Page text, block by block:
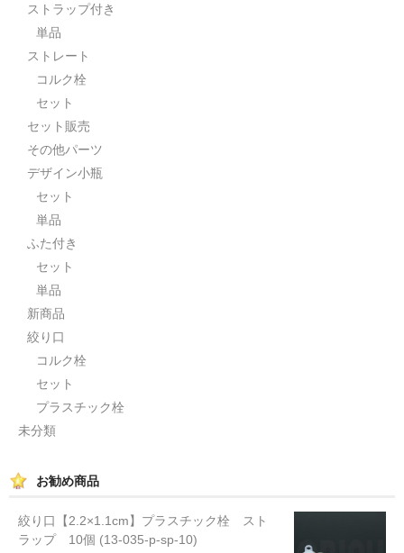
ストラップ付き
単品
ストレート
コルク栓
セット
セット販売
その他パーツ
デザイン小瓶
セット
単品
ふた付き
セット
単品
新商品
絞り口
コルク栓
セット
プラスチック栓
未分類
お勧め商品
絞り口【2.2×1.1cm】プラスチック栓 スト
ラップ 10個 (13-035-p-sp-10)